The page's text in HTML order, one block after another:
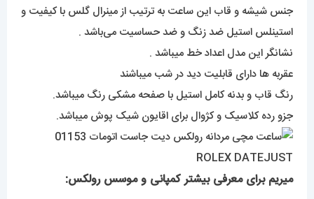
جنس شیشه و قاب این ساعت به ترتیب از مینرال گلس با کیفیت و
استینلس استیل ضد زنگ و ضد حساسیت می‌باشد .
نشانگر این مدل اعداد خط میباشد .
عقربه ها دارای قابلیت دید در شب میباشند
رنگ قاب و بدنه کامل استیل با صفحه مشکی رنگ میباشد.
جزو رده کلاسیک و کژوال برای اقایون شیک پوش میباشد.
میریم برای معرفی بیشتر کمپانی و موسس رولکس: